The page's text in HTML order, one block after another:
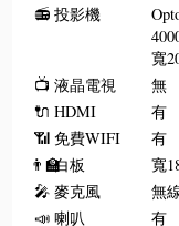
📻 投影機
寬
📺 液晶電視
無
🔌 HDMI
有
📶 免費WIFI
有
👨‍🏫白板
寬
🎤 麥克風
無
📣 喇叭 有